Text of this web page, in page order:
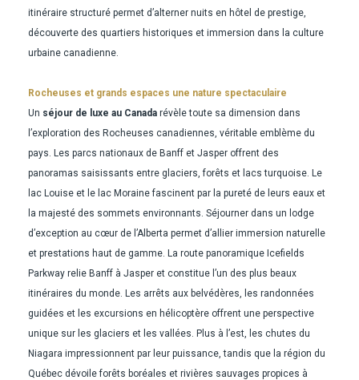
itinéraire structuré permet d’alterner nuits en hôtel de prestige,
découverte des quartiers historiques et immersion dans la culture
urbaine canadienne.
Rocheuses et grands espaces une nature spectaculaire
Un séjour de luxe au Canada révèle toute sa dimension dans
l’exploration des Rocheuses canadiennes, véritable emblème du
pays. Les parcs nationaux de Banff et Jasper offrent des
panoramas saisissants entre glaciers, forêts et lacs turquoise. Le
lac Louise et le lac Moraine fascinent par la pureté de leurs eaux et
la majesté des sommets environnants. Séjourner dans un lodge
d’exception au cœur de l’Alberta permet d’allier immersion naturelle
et prestations haut de gamme. La route panoramique Icefields
Parkway relie Banff à Jasper et constitue l’un des plus beaux
itinéraires du monde. Les arrêts aux belvédères, les randonnées
guidées et les excursions en hélicoptère offrent une perspective
unique sur les glaciers et les vallées. Plus à l’est, les chutes du
Niagara impressionnent par leur puissance, tandis que la région du
Québec dévoile forêts boréales et rivières sauvages propices à